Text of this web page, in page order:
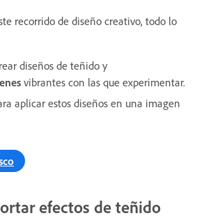
recorrido de diseño creativo, todo lo
diseños de teñido y
vibrantes con las que experimentar.
aplicar estos diseños en una imagen
efectos de teñido